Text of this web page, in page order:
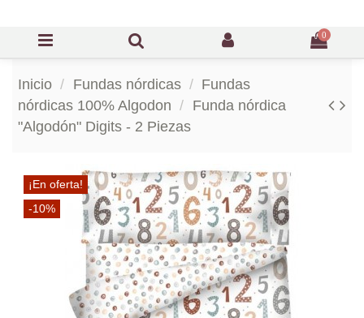
0
Inicio Fundas nórdicas
Fundas
nórdicas 100% Algodon
Funda nórdica
"Algodón" Digits - 2 Piezas
¡En oferta!
-10%